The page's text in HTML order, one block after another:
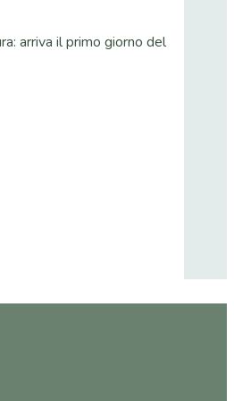
arriva il primo giorno del